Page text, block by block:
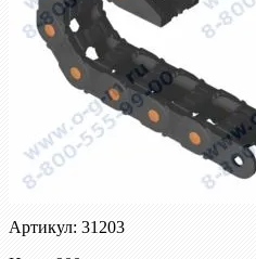
Артикул: 31203